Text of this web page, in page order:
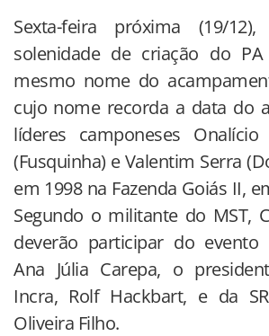
Sexta-feira próxima (19/
solenidade de criação do
mesmo nome do
cujo nome recorda a data do
líderes camponeses
(Fusquinha) e Valentim Serra
em 1998 na Fazenda Goiás II,
Segundo o militante do MST,
deverão participar do evento
Ana Júlia Carepa, o
Incra, Rolf Hackbart, e da
Oliveira Filho.